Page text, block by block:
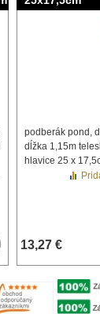
podberák pond,
dĺžka 1,15m
hlavice 25 x
13,27 €